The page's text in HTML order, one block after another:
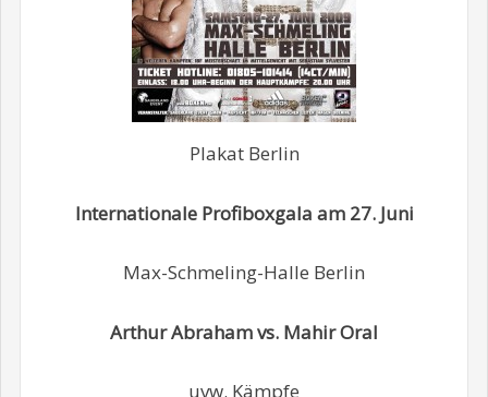
Plakat Berlin
Internationale Profiboxgala am 27. Juni
Max-Schmeling-Halle Berlin
Arthur Abraham vs. Mahir Oral
uvw. Kämpfe